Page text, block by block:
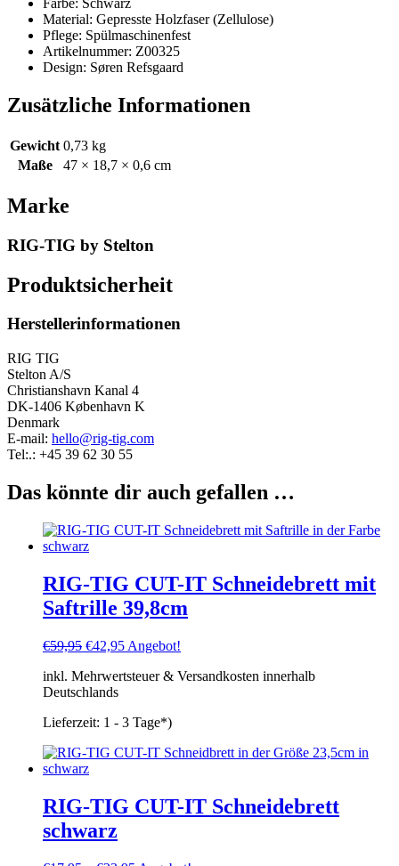
Farbe: Schwarz
Material: Gepresste Holzfaser (Zellulose)
Pflege: Spülmaschinenfest
Artikelnummer: Z00325
Design: Søren Refsgaard
Zusätzliche Informationen
Gewicht 0,73 kg
Maße
47 × 18,7 × 0,6 cm
Marke
RIG-TIG by Stelton
Produktsicherheit
Herstellerinformationen
RIG TIG
Stelton A/S
Christianshavn Kanal 4
DK-1406 København K
Denmark
E-mail: hello@rig-tig.com
Tel:.: +45 39 62 30 55
Das könnte dir auch gefallen …
RIG-TIG CUT-IT Schneidebrett mit
Saftrille 39,8cm
€59,95 Ursprünglicher
war:
€59,95
€42,95Aktueller
ist:
Angebot!
inkl. Mehrwertsteuer & Versandkosten innerhalb
Deutschlands
Lieferzeit: 1 - 3 Tage*)
RIG-TIG CUT-IT Schneidebrett
schwarz